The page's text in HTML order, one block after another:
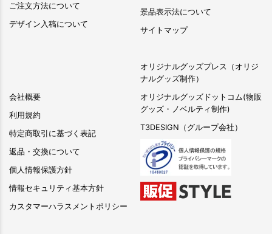
ご注文方法について
デザイン入稿について
会社概要
利用規約
特定商取引に基づく表記
返品・交換について
個人情報保護方針
情報セキュリティ基本方針
カスタマーハラスメントポリシー
景品表示法について
サイトマップ
オリジナルグッズプレス（オリジ
ナルグッズ制作）
オリジナルグッズドットコム(物販
グッズ・ノベルティ制作)
T3DESIGN（グループ会社）